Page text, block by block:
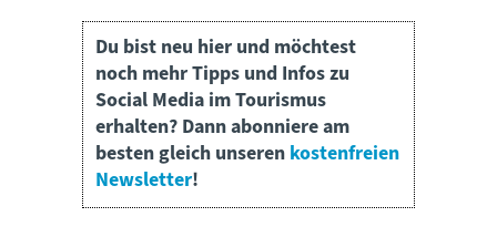
Du bist neu hier und möchtest
noch mehr Tipps und Infos zu
Social Media im Tourismus
erhalten? Dann abonniere am
besten gleich unseren kostenfreien
Newsletter!